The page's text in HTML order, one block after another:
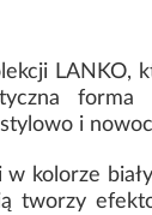
LANKO,
i
kolorze
tworzy